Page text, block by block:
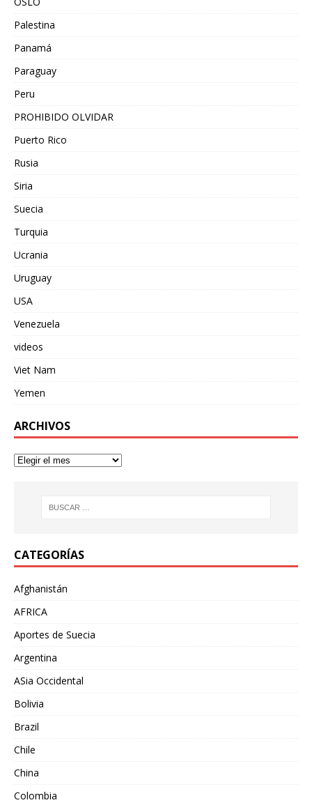
Palestina
Panamá
Paraguay
Peru
PROHIBIDO OLVIDAR
Puerto Rico
Rusia
Siria
Suecia
Turquia
Ucrania
Uruguay
USA
Venezuela
videos
Viet Nam
Yemen
ARCHIVOS
CATEGORÍAS
Afghanistán
AFRICA
Aportes de Suecia
Argentina
ASia Occidental
Bolivia
Brazil
Chile
China
Colombia